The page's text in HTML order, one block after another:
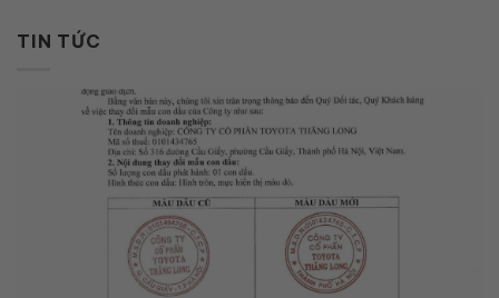
TIN TỨC